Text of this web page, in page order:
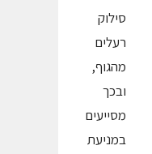
סילוק
רעלים
מהגוף,
ובכך
מסייעים
במניעת